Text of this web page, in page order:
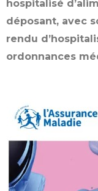
hospitalisé
déposant, avec
rendu
ordonnances